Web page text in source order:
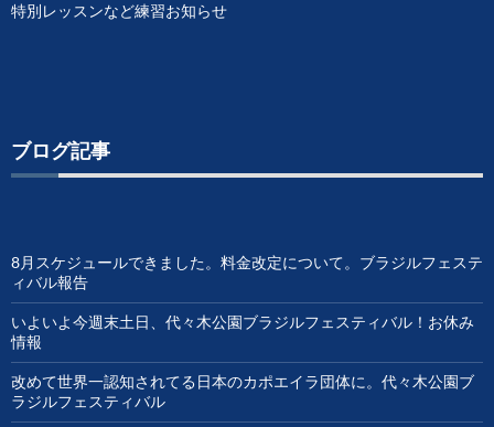
特別レッスンなど練習お知らせ
ブログ記事
8月スケジュールできました。料金改定について。ブラジルフェステ
ィバル報告
いよいよ今週末土日、代々木公園ブラジルフェスティバル！お休み
情報
改めて世界一認知されてる日本のカポエイラ団体に。代々木公園ブ
ラジルフェスティバル